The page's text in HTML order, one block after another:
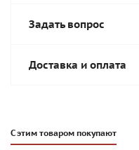
Задать вопрос
Доставка и оплата
С этим товаром покупают